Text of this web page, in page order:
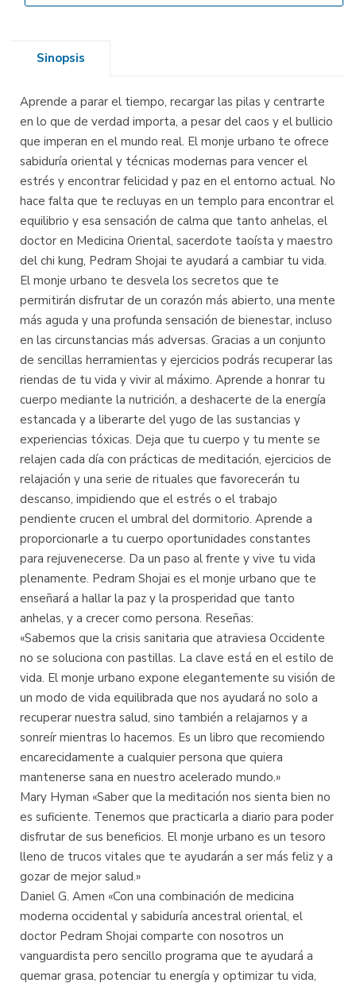
Sinopsis
Aprende a parar el tiempo, recargar las pilas y centrarte
en lo que de verdad importa, a pesar del caos y el bullicio
que imperan en el mundo real. El monje urbano te ofrece
sabiduría oriental y técnicas modernas para vencer el
estrés y encontrar felicidad y paz en el entorno actual. No
hace falta que te recluyas en un templo para encontrar el
equilibrio y esa sensación de calma que tanto anhelas, el
doctor en Medicina Oriental, sacerdote taoísta y maestro
del chi kung, Pedram Shojai te ayudará a cambiar tu vida.
El monje urbano te desvela los secretos que te
permitirán disfrutar de un corazón más abierto, una mente
más aguda y una profunda sensación de bienestar, incluso
en las circunstancias más adversas. Gracias a un conjunto
de sencillas herramientas y ejercicios podrás recuperar las
riendas de tu vida y vivir al máximo. Aprende a honrar tu
cuerpo mediante la nutrición, a deshacerte de la energía
estancada y a liberarte del yugo de las sustancias y
experiencias tóxicas. Deja que tu cuerpo y tu mente se
relajen cada día con prácticas de meditación, ejercicios de
relajación y una serie de rituales que favorecerán tu
descanso, impidiendo que el estrés o el trabajo
pendiente crucen el umbral del dormitorio. Aprende a
proporcionarle a tu cuerpo oportunidades constantes
para rejuvenecerse. Da un paso al frente y vive tu vida
plenamente. Pedram Shojai es el monje urbano que te
enseñará a hallar la paz y la prosperidad que tanto
anhelas, y a crecer como persona. Reseñas:
«Sabemos que la crisis sanitaria que atraviesa Occidente
no se soluciona con pastillas. La clave está en el estilo de
vida. El monje urbano expone elegantemente su visión de
un modo de vida equilibrada que nos ayudará no solo a
recuperar nuestra salud, sino también a relajarnos y a
sonreír mientras lo hacemos. Es un libro que recomiendo
encarecidamente a cualquier persona que quiera
mantenerse sana en nuestro acelerado mundo.»
Mary Hyman «Saber que la meditación nos sienta bien no
es suficiente. Tenemos que practicarla a diario para poder
disfrutar de sus beneficios. El monje urbano es un tesoro
lleno de trucos vitales que te ayudarán a ser más feliz y a
gozar de mejor salud.»
Daniel G. Amen «Con una combinación de medicina
moderna occidental y sabiduría ancestral oriental, el
doctor Pedram Shojai comparte con nosotros un
vanguardista pero sencillo programa que te ayudará a
quemar grasa, potenciar tu energía y optimizar tu vida,